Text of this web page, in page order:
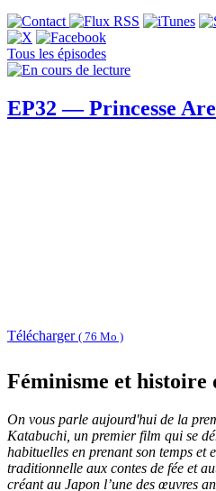
Tous les épisodes
EP32 — Princesse
Télécharger ( 76 Mo )
Féminisme et histoire
On vous parle aujourd'hui de la
Katabuchi, un premier film qui se
habituelles en prenant son temps et
traditionnelle aux contes de fée et
créant au Japon l’une des œuvres